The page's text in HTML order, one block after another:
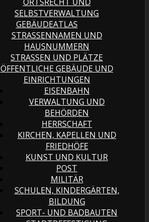
SELBSTVERWALTUNG
GEBÄUDEATLAS
STRASSENNAMEN UND H
AUSNUMMERN
STRASSEN UND PLÄTZE
ÖFFENTLICHE GEBÄUDE UND
EINRICHTUNGEN
EISENBAHN
VERWALTUNG UND
BEHÖRDEN
HERRSCHAFT
KIRCHEN, KAPELLEN UND
FRIEDHÖFE
KUNST UND KULTUR
POST
MILITÄR
SCHULEN, KINDERGÄRTEN,
BILDUNG
SPORT- UND BADBAUTEN